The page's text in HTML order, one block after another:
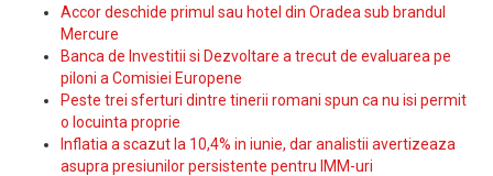
Accor deschide primul sau hotel din Oradea sub brandul
Mercure
Banca de Investitii si Dezvoltare a trecut de evaluarea pe
piloni a Comisiei Europene
Peste trei sferturi dintre tinerii romani spun ca nu isi permit
o locuinta proprie
Inflatia a scazut la 10,4% in iunie, dar analistii avertizeaza
asupra presiunilor persistente pentru IMM-uri